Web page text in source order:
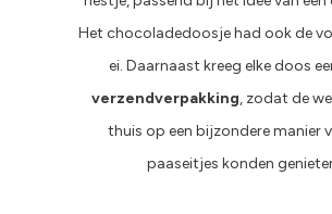
Het chocoladedoosje had ook de
ei. Daarnaast kreeg elke doos
verzendverpakking, zodat de
thuis op een bijzondere manier
paaseitjes konden